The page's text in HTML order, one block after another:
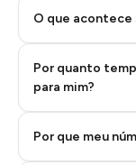
O que acontece
Por quanto
para mim?
Por que meu
Step 2: Buy